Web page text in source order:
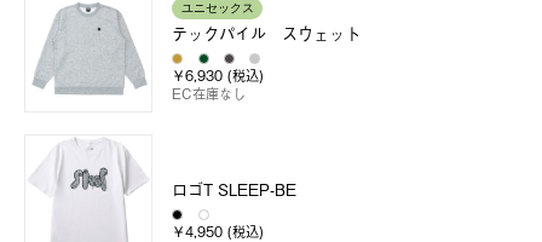
ユニセックス
テックパイル スウェット
￥6,930 (税込)
EC在庫なし
ロゴT SLEEP-BE
￥4,950 (税込)